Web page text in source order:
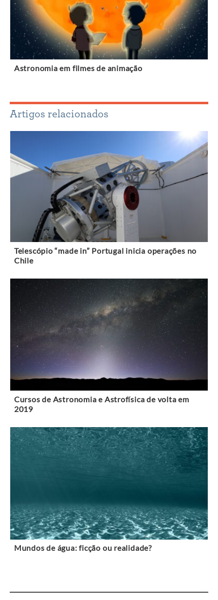
Astronomia em filmes de animação
Artigos relacionados
Telescópio “made in” Portugal inicia operações no
Chile
Cursos de Astronomia e Astrofísica de volta em
2019
Mundos de água: ficção ou realidade?